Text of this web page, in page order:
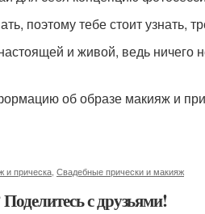
поэтому тебе стоит узнать,
и живой, ведь ничего
об образе макияж и
и прическа Свадебные прически и макияж
с друзьями!